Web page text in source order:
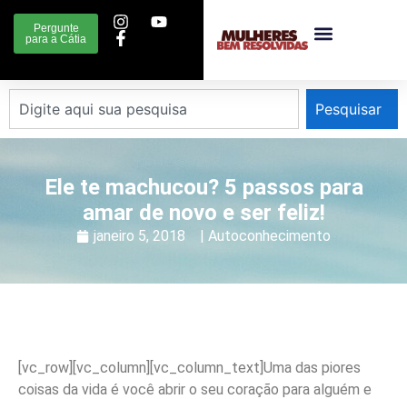
Pergunte
para a Cátia
Pesquisar
Ele te machucou? 5 passos para
amar de novo e ser feliz!
janeiro 5, 2018 | Autoconhecimento
[vc_row][vc_column][vc_column_text] Uma das piores
coisas da vida é você abrir o seu coração para alguém e